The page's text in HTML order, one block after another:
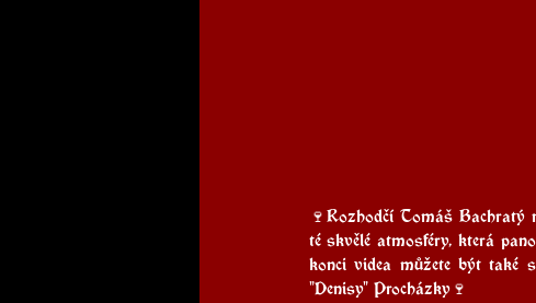
🍷Rozhodčí Tomáš
té skvělé atmosféry, která
konci videa můžete být také
"Denisy" Procházky🍷